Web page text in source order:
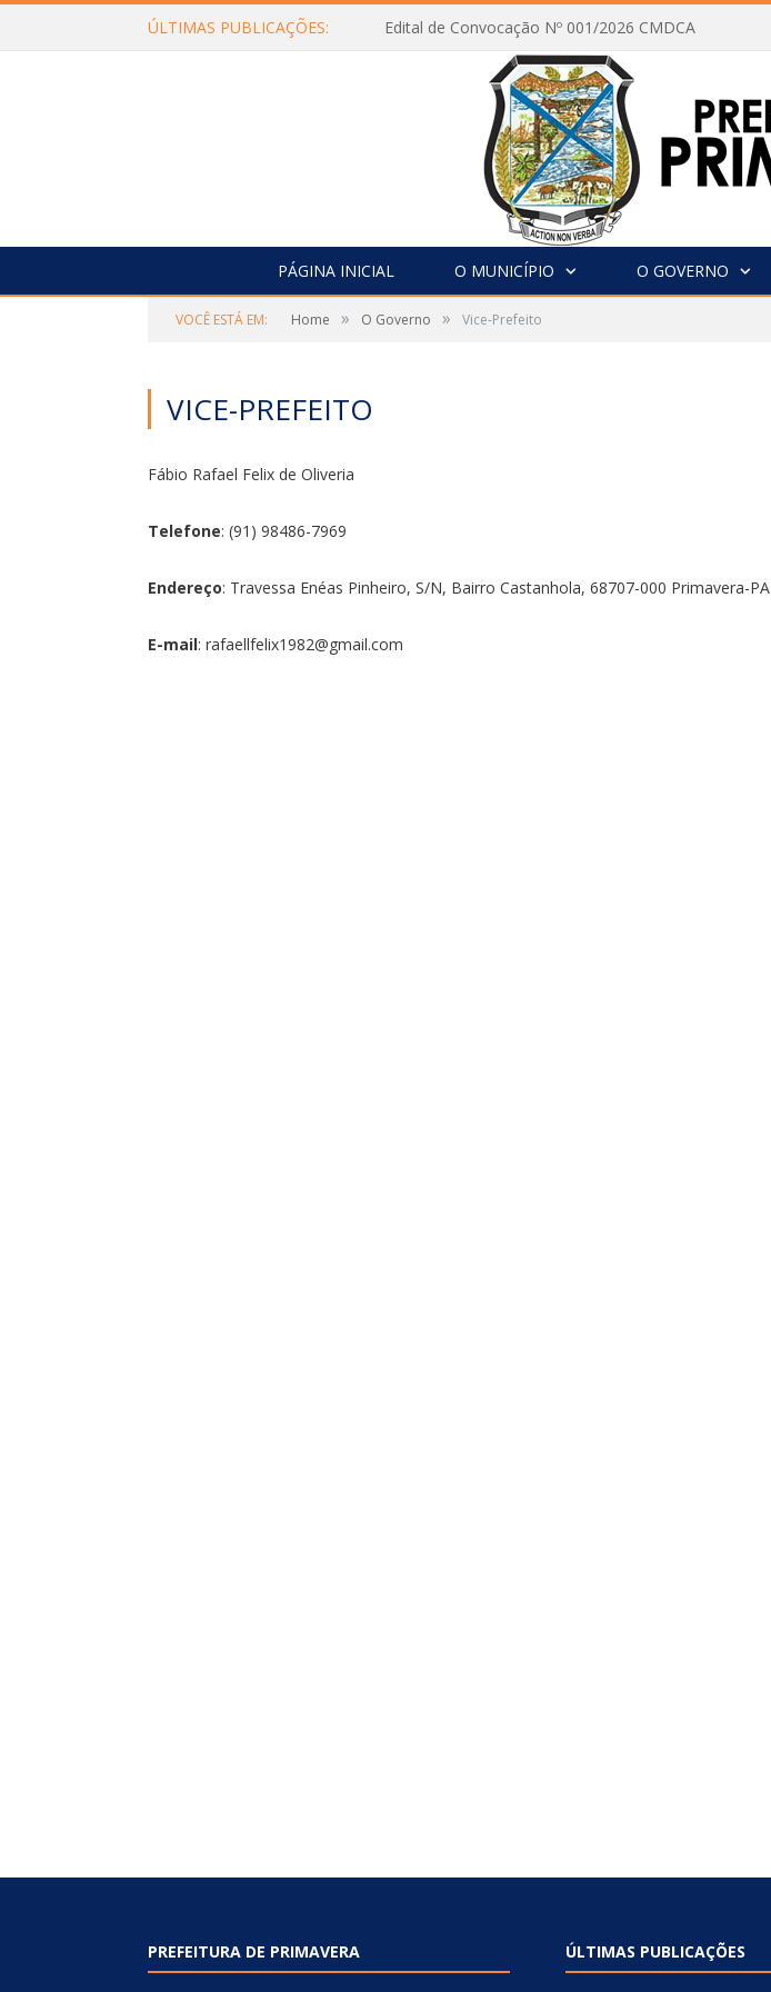
ÚLTIMAS PUBLICAÇÕES: Edital de Convocação Nº 001/2026 CMDCA
PÁGINA INICIAL O MUNICÍPIO O GOVERNO
VOCÊ ESTÁ EM: Home » O Governo » Vice-Prefeito
VICE-PREFEITO
Fábio Rafael Felix de Oliveria
Telefone: (91) 98486-7969
Endereço: Travessa Enéas Pinheiro, S/N, Bairro Castanhola, 68707-000 Primavera-PA
E-mail: rafaellfelix1982@gmail.com
PREFEITURA DE PRIMAVERA ÚLTIMAS PUBLICAÇÕES